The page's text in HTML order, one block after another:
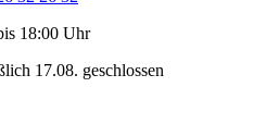
18:00 Uhr
17.08. geschlossen